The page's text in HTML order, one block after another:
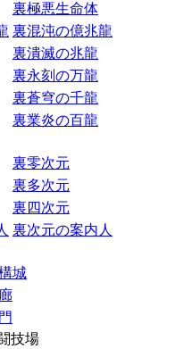
裏極悪生命体
裏混沌の億兆龍
裏潰滅の兆龍
裏永刻の万龍
裏蒼穹の千龍
裏業炎の百龍
裏零次元
裏多次元
裏四次元
裏次元の案内人
城
技場